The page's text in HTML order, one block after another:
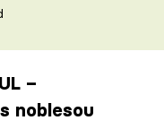
–
noblesou